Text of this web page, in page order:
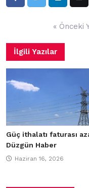
« Önceki
İlgili Yazılar
Güç ithalatı faturası
Düzgün Haber
Haziran 16, 2026